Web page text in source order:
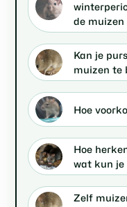
de muizen
Kan je
muizen te
Hoe
Hoe
wat kun je
Zelf